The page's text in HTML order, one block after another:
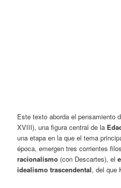
Este texto aborda el pensamiento
XVIII), una figura central de la
una etapa en la que el tema
época, emergen tres corrientes
racionalismo (con Descartes), el
idealismo trascendental, del que